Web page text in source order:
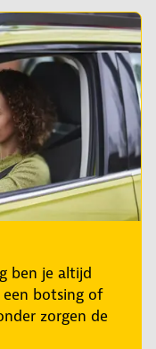
ben je altijd
botsing of
zorgen de